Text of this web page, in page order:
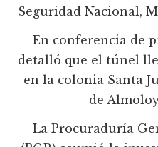
Seguridad Nacional,
En conferencia de
detalló que el túnel
en la colonia Santa
de
La Procuraduría